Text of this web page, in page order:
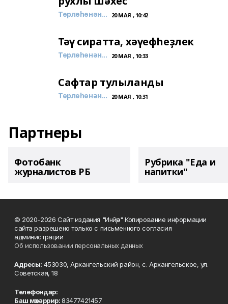
Төрлөһөнән... 20 МАЯ , 10:42
Тәү сиратта, хәүефһеҙлек
Төрлөһөнән... 20 МАЯ , 10:33
Сафтар тулыланды
Төрлөһөнән... 20 МАЯ , 10:31
Партнеры
Фотобанк
журналистов РБ
Рубрика "Еда и
напитки"
© 2020-2026 Сайт издания "Инйәр" Копирование информации
сайта разрешено только с письменного согласия
администрации
Об использовании персональных данных
Адресы: 453030, Архангельский район, с. Архангельское, ул.
Советская, 18
Телефондар:
Баш мөхәррир:83477421457